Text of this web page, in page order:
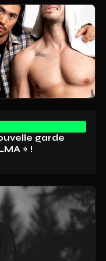
garde
» !